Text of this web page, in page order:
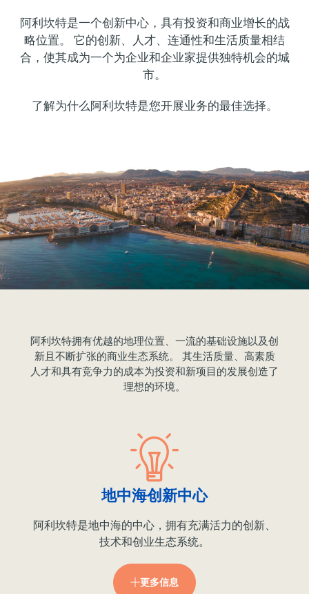
阿利坎特是一个创新中心，具有投资和商业增长的战
略位置。 它的创新、人才、连通性和生活质量相结
合，使其成为一个为企业和企业家提供独特机会的城
市。
了解为什么阿利坎特是您开展业务的最佳选择。
阿利坎特拥有优越的地理位置、一流的基础设施以及创
新且不断扩张的商业生态系统。 其生活质量、高素质
人才和具有竞争力的成本为投资和新项目的发展创造了
理想的环境。
地中海创新中心
阿利坎特是地中海的中心，拥有充满活力的创新、
技术和创业生态系统。
更多信息